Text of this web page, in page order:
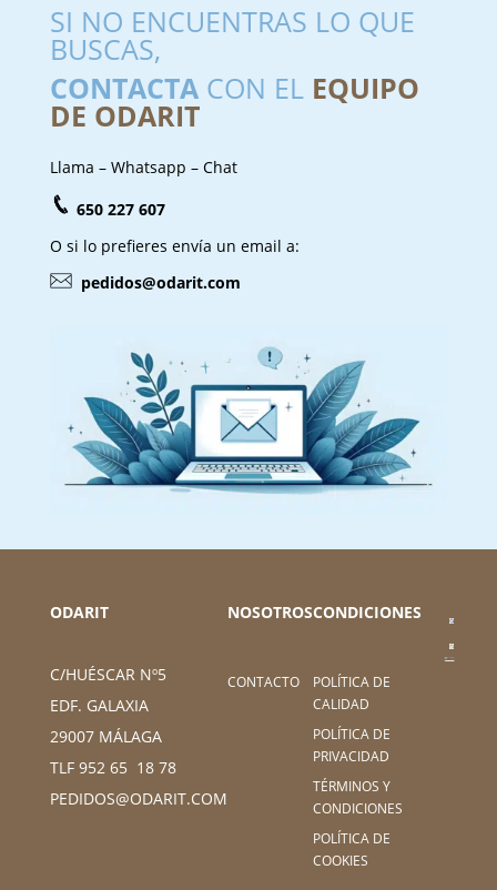
SI NO ENCUENTRAS LO QUE
BUSCAS,
CONTACTACON EL EQUIPO
DE ODARIT
Llama – Whatsapp – Chat
650 227 607
O si lo prefieres envía un email a:
pedidos@odarit.com
ODARIT
C/HUÉSCAR Nº5
EDF. GALAXIA
29007 MÁLAGA
TLF 952 65 18 78
PEDIDOS@ODARIT.COM
NOSOTROS
CONTACTO
CONDICIONES
POLÍTICA DE
CALIDAD
POLÍTICA DE
PRIVACIDAD
TÉRMINOS Y
CONDICIONES
POLÍTICA DE
COOKIES